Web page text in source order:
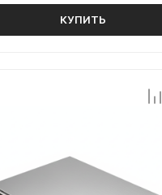
КУПИТЬ